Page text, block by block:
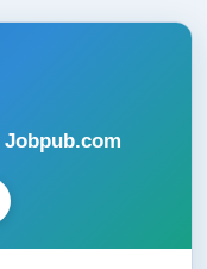
Jobpub.com